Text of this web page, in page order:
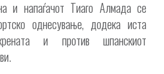
и напаѓачот Тиаго Алмада се
однесување, додека иста
и против шпанскиот